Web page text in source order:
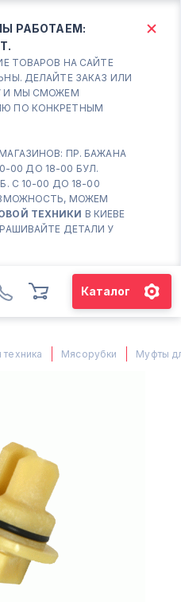
РАБОТАЕМ:
ТОВАРОВ НА САЙТЕ
ДЕЛАЙТЕ ЗАКАЗ ИЛИ
И МЫ СМОЖЕМ
ПО КОНКРЕТНЫМ
ПР. БАЖАНА
00 ДО 18-00 БУЛ.
С 10-00 ДО 18-00
МОЖЕМ
ТЕХНИКИ В КИЕВЕ
ДЕТАЛИ У
Каталог
район - ВТ-
18-00
42
- ВТ-СБ, С
техника Мясорубки Муфты